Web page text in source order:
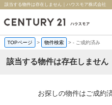
該当する物件は存在しません｜ハウスモア株式会社
TOPページ > 物件検索 >- ご成約済み
該当する物件は存在しません
お探しの物件はご成約